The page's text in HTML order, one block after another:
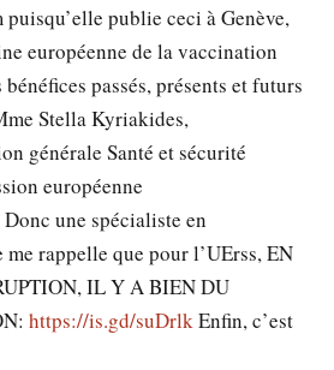
puisqu’elle publie ceci à Genève,
européenne de la vaccination
passés, présents et futurs
Stella Kyriakides,
générale Santé et sécurité
européenne
Donc une spécialiste en
rappelle que pour l’UErss, EN
IL Y A BIEN DU
https://is.gd/suDrlkEnfin, c’est